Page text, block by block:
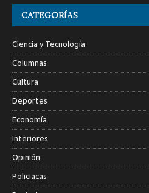
CATEGORÍAS
Ciencia y Tecnología
Columnas
Cultura
Deportes
Economía
Interiores
Opinión
Policiacas